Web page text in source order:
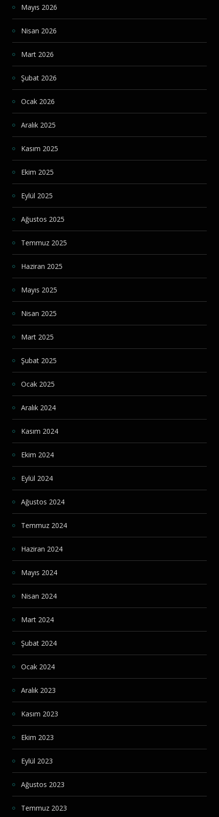
Mayıs 2026
Nisan 2026
Mart 2026
Şubat 2026
Ocak 2026
Aralık 2025
Kasım 2025
Ekim 2025
Eylül 2025
Ağustos 2025
Temmuz 2025
Haziran 2025
Mayıs 2025
Nisan 2025
Mart 2025
Şubat 2025
Ocak 2025
Aralık 2024
Kasım 2024
Ekim 2024
Eylül 2024
Ağustos 2024
Temmuz 2024
Haziran 2024
Mayıs 2024
Nisan 2024
Mart 2024
Şubat 2024
Ocak 2024
Aralık 2023
Kasım 2023
Ekim 2023
Eylül 2023
Ağustos 2023
Temmuz 2023